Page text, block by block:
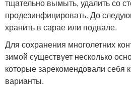
тщательно вымыть, удалить со
продезинфицировать. До
хранить в сарае или подвале.
Для сохранения многолетних
зимой существует несколько
которые зарекомендовали себя
варианты.